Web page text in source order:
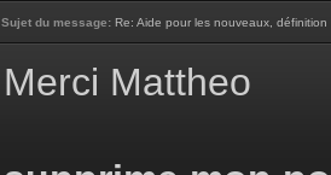
Sujet du message: Re: Aide pour les nouveaux,
Merci Mattheo